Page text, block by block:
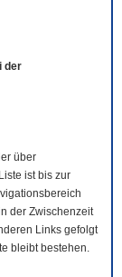
der
über
ist bis zur
der Zwischenzeit
Links gefolgt
bleibt bestehen.